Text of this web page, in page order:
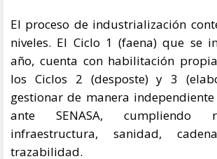
El proceso de industrialización
niveles. El Ciclo 1 (faena) que se
año, cuenta con habilitación
los Ciclos 2 (desposte) y 3
gestionar de manera
ante SENASA, cumpliendo
infraestructura, sanidad,
trazabilidad.